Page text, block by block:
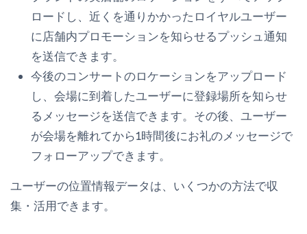
ロードし、近くを通りかかったロイヤルユーザー
に店舗内プロモーションを知らせるプッシュ通知
を送信できます。
今後のコンサートのロケーションをアップロード
し、会場に到着したユーザーに登録場所を知らせ
るメッセージを送信できます。その後、ユーザー
が会場を離れてから1時間後にお礼のメッセージで
フォローアップできます。
ユーザーの位置情報データは、いくつかの方法で収
集・活用できます。